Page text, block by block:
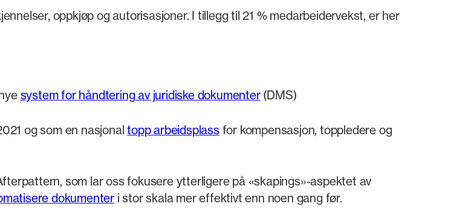
oppkjøp og autorisasjoner. I tillegg til 21 % medarbeidervekst, er her
system for håndtering av juridiske dokumenter(DMS)
og som en nasjonaltopp arbeidsplassfor kompensasjon, toppledere og
som lar oss fokusere ytterligere på «skapings»-aspektet av
dokumenter i stor skala mer effektivt enn noen gang før.